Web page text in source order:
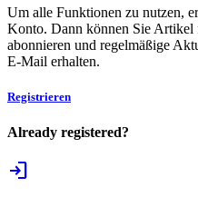
Um alle Funktionen zu nutzen,
Konto. Dann können Sie Artikel
abonnieren und regelmäßige
E-Mail erhalten.
Registrieren
Already registered?
login